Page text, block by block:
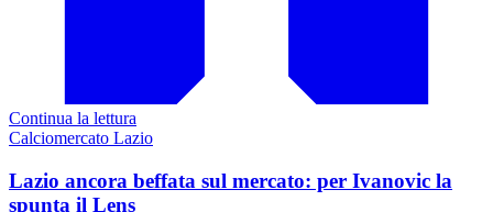
Continua la lettura
Calciomercato Lazio
Lazio ancora beffata sul mercato: per Ivanovic la
spunta il Lens